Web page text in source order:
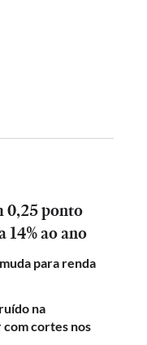
0,25 ponto
14% ao ano
para renda
na
com cortes nos